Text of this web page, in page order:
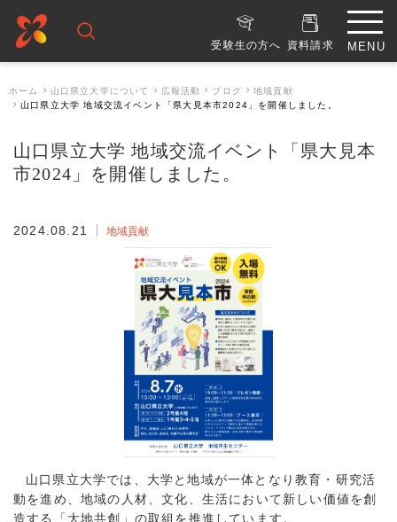
受験生の方へ 資料請求
ホーム 山口県立大学について 広報活動 ブログ
地域貢献
山口県立大学 地域交流イベント「県大見本市2024」を開催しました。
山口県立大学 地域交流イベント「県大見本
市2024」を開催しました。
2024.08.21 地域貢献
山口県立大学では、大学と地域が一体となり教育・研究活
動を進め、地域の人材、文化、生活において新しい価値を創
造する「大地共創」の取組を推進しています。